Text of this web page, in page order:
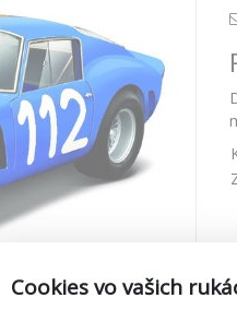
Cookies vo vašich